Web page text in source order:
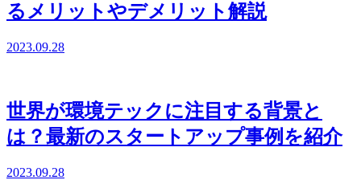
るメリットやデメリット解説
2023.09.28
世界が環境テックに注目する背景と
は？最新のスタートアップ事例を紹介
2023.09.28